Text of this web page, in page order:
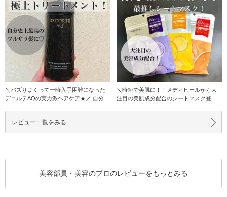
＼バズりまくって一時入手困難になった
デコルテAQの実力派ヘアケア★／ 自分史
＼時短で美肌に！！メディヒールから大
注目の美肌成分配合のシートマスク登
レビュー一覧をみる
美容部員・美容のプロのレビューをもっとみる